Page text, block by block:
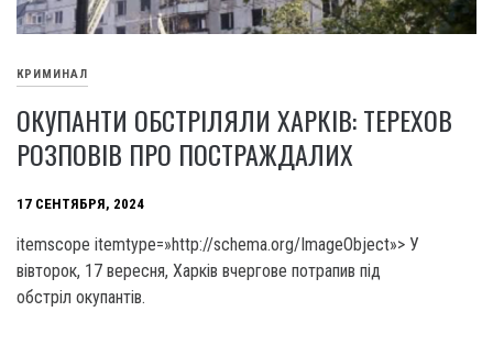
КРИМИНАЛ
ОКУПАНТИ ОБСТРІЛЯЛИ ХАРКІВ: ТЕРЕХОВ
РОЗПОВІВ ПРО ПОСТРАЖДАЛИХ
17 СЕНТЯБРЯ, 2024
itemscope itemtype=»http://schema.org/ImageObject»> У
вівторок, 17 вересня, Харків вчергове потрапив під
обстріл окупантів.